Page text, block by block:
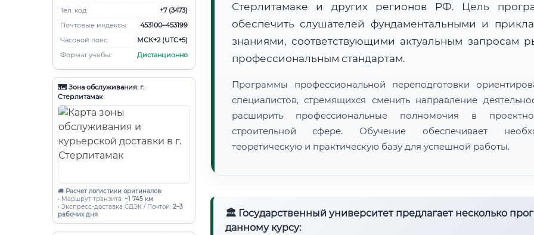
Тел. код:
+7 (3473)
Почтовые индексы:
453100–453199
Часовой пояс:
МСК+2 (UTC+5)
Формат учебы:
Дистанционно
🗺️ Зона обслуживания: г.
Стерлитамак
🚚 Расчет логистики оригиналов:
• Маршрут транзита: ~1 745 км
• Экспресс-доставка СДЭК / Почтой: 2–3
рабочих дня
Стерлитамаке и других регионов РФ. Цель
обеспечить слушателей фундаментальными и
знаниями, соответствующими актуальным запросам
профессиональным стандартам.
Программы профессиональной переподготовки
специалистов, стремящихся сменить направление
расширить профессиональные полномочия в
строительной сфере. Обучение обеспечивает
теоретическую и практическую базу для успешной работы.
🏛 Государственный университет предлагает несколько
данному курсу: